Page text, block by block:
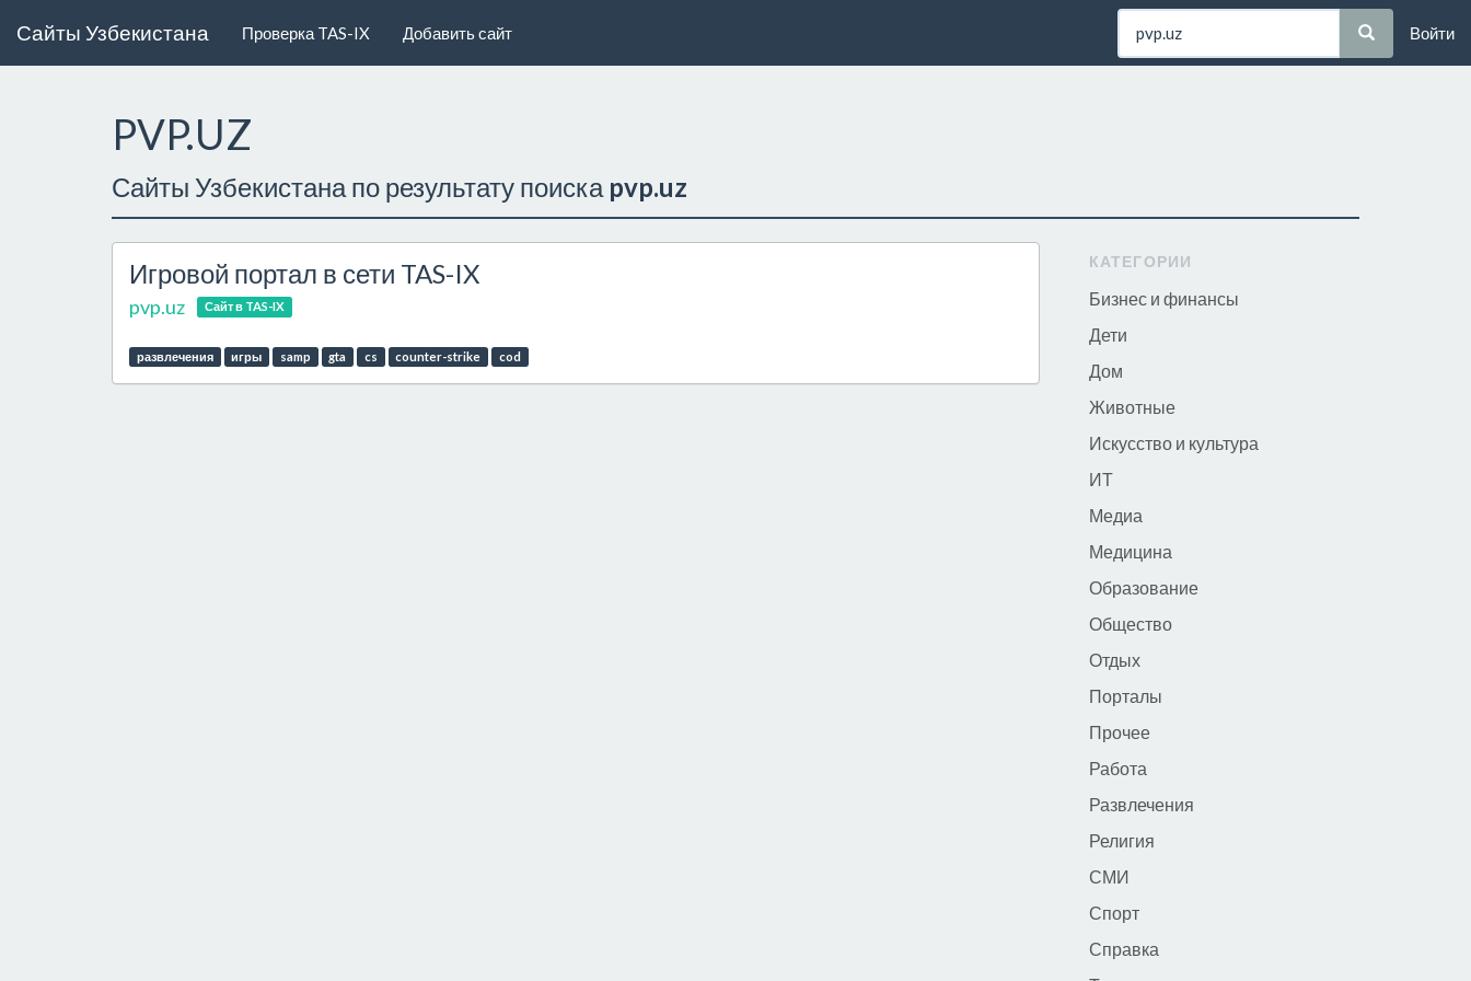
Сайты Узбекистана Проверка TAS-IX Добавить сайт Войти
PVP.UZ
Сайты Узбекистана по результату поиска pvp.uz
Игровой портал в сети TAS-IX
pvp.uz Сайт в TAS-IX
развлечения игры samp gta cs counter-strike cod
КАТЕГОРИИ
Бизнес и финансы
Дети
Дом
Животные
Искусство и культура
ИТ
Медиа
Медицина
Образование
Общество
Отдых
Порталы
Прочее
Работа
Развлечения
Религия
СМИ
Спорт
Справка